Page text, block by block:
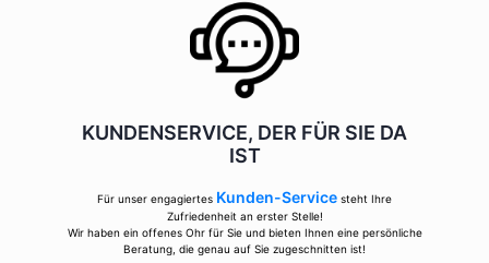
KUNDENSERVICE, DER FÜR SIE DA
IST
Für unser engagiertes Kunden-Service steht Ihre
Zufriedenheit an erster Stelle!
Wir haben ein offenes Ohr für Sie und bieten Ihnen eine persönliche
Beratung, die genau auf Sie zugeschnitten ist!